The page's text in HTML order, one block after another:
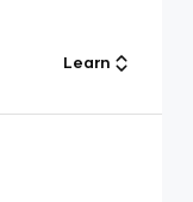
Learn